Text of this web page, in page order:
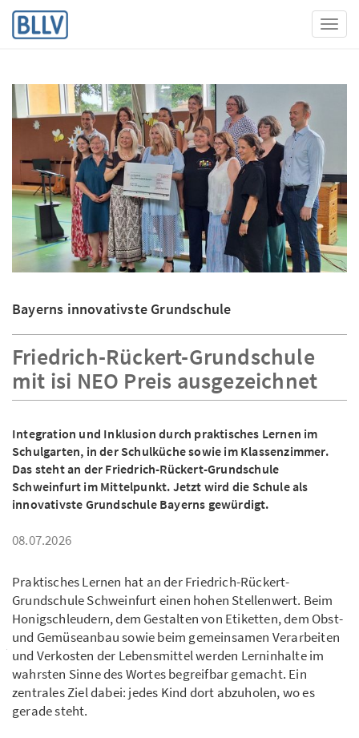
Bayerns innovativste Grundschule
Friedrich-Rückert-Grundschule
mit isi NEO Preis ausgezeichnet
Integration und Inklusion durch praktisches Lernen im
Schulgarten, in der Schulküche sowie im Klassenzimmer.
Das steht an der Friedrich-Rückert-Grundschule
Schweinfurt im Mittelpunkt. Jetzt wird die Schule als
innovativste Grundschule Bayerns gewürdigt.
08.07.2026
Praktisches Lernen hat an der Friedrich-Rückert-
Grundschule Schweinfurt einen hohen Stellenwert. Beim
Honigschleudern, dem Gestalten von Etiketten, dem Obst-
und Gemüseanbau sowie beim gemeinsamen Verarbeiten
und Verkosten der Lebensmittel werden Lerninhalte im
wahrsten Sinne des Wortes begreifbar gemacht. Ein
zentrales Ziel dabei: jedes Kind dort abzuholen, wo es
gerade steht.